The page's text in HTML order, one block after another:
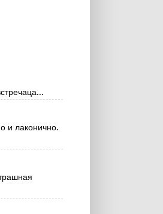
и лаконично.